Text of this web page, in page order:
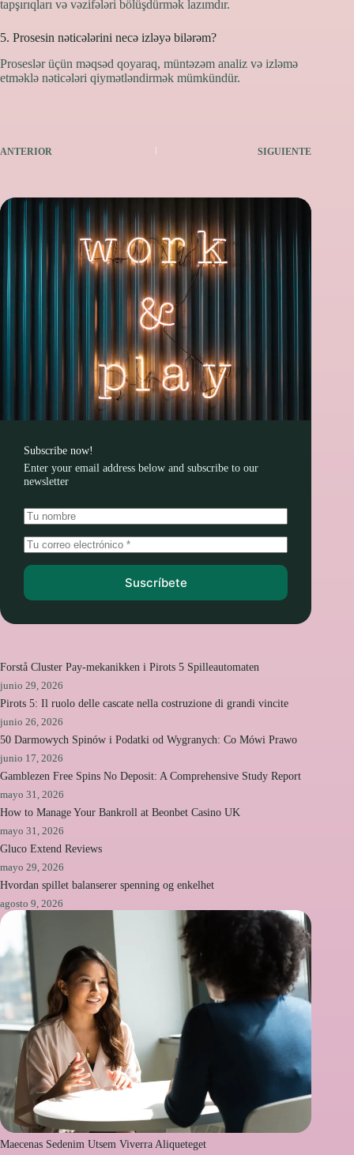
tapşırıqları və vəzifələri bölüşdürmək lazımdır.
5. Prosesin nəticələrini necə izləyə bilərəm?
Proseslər üçün məqsəd qoyaraq, müntəzəm analiz və izləmə
etməklə nəticələri qiymətləndirmək mümkündür.
ANTERIOR SIGUIENTE
Subscribe now!
Enter your email address below and subscribe to our
newsletter
Suscríbete
Forstå Cluster Pay-mekanikken i Pirots 5 Spilleautomaten
junio 29, 2026
Pirots 5: Il ruolo delle cascate nella costruzione di grandi vincite
junio 26, 2026
50 Darmowych Spinów i Podatki od Wygranych: Co Mówi Prawo
junio 17, 2026
Gamblezen Free Spins No Deposit: A Comprehensive Study Report
mayo 31, 2026
How to Manage Your Bankroll at Beonbet Casino UK
mayo 31, 2026
Gluco Extend Reviews
mayo 29, 2026
Hvordan spillet balanserer spenning og enkelhet
agosto 9, 2026
Maecenas Sedenim Utsem Viverra Aliqueteget